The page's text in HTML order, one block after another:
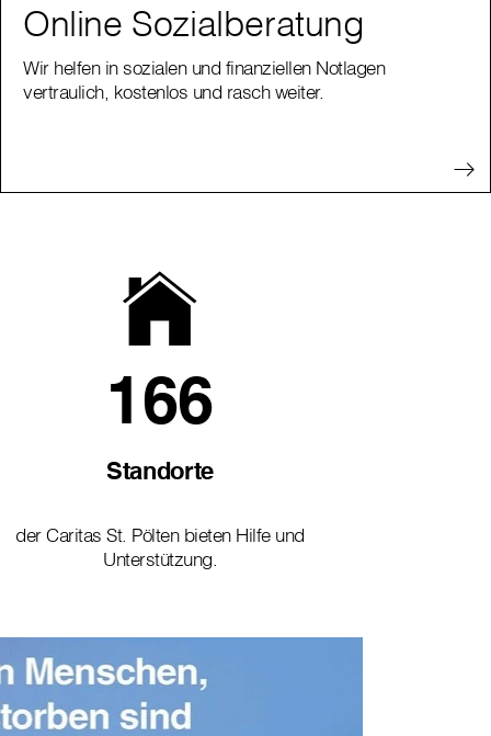
Online Sozialberatung
Wir helfen in sozialen und finanziellen Notlagen
vertraulich, kostenlos und rasch weiter.
166
Standorte
der Caritas St. Pölten bieten Hilfe und
Unterstützung.